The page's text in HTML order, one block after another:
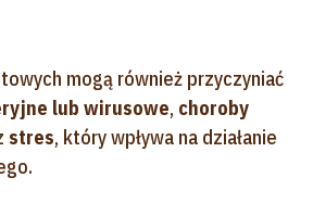
mogą również przyczyniać
lub wirusowe, choroby
stres, który wpływa na działanie